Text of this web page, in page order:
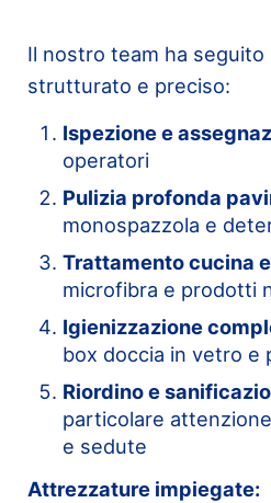
Il nostro team ha seguito
strutturato e preciso:
Ispezione e
operatori
Pulizia profonda
monospazzola e
Trattamento cucina
microfibra e prodotti
Igienizzazione
box doccia in vetro e
Riordino e
particolare
e sedute
Attrezzature impiegate: